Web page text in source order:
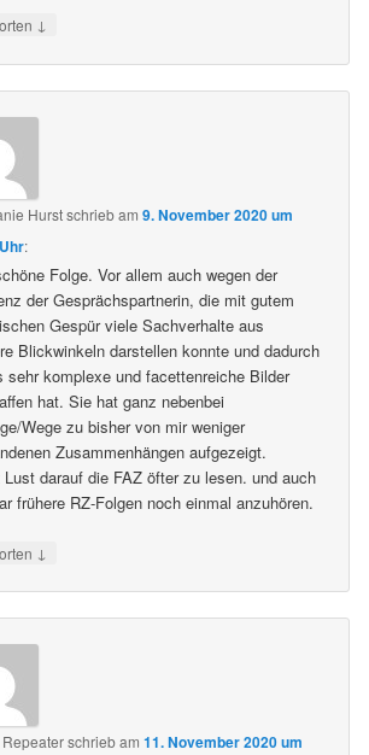
↓
Hurstschriebam9. November 2020 um
:
Folge. Vor allem auch wegen der
der Gesprächspartnerin, die mit gutem
Gespür viele Sachverhalte aus
Blickwinkeln darstellen konnte und dadurch
sehr komplexe und facettenreiche Bilder
hat. Sie hat ganz nebenbei
Wege zu bisher von mir weniger
Zusammenhängen aufgezeigt.
Lust darauf die FAZ öfter zu lesen. und auch
frühere RZ-Folgen noch einmal anzuhören.
↓
schriebam11. November 2020 um